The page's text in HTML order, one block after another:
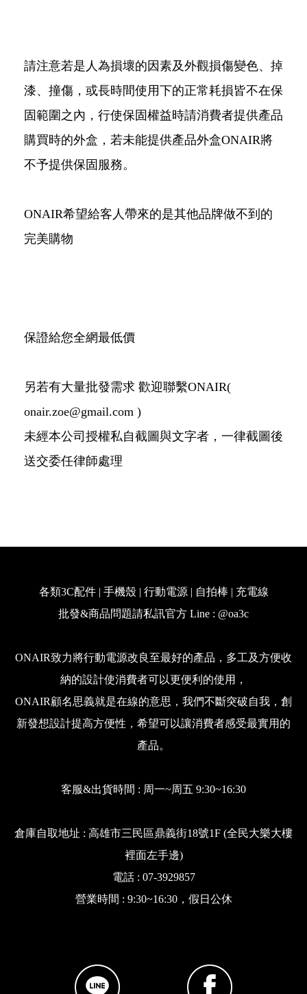
請注意若是人為損壞的因素及外觀損傷變色、掉
漆、撞傷，或長時間使用下的正常耗損皆不在保
固範圍之內，行使保固權益時請消費者提供產品
購買時的外盒，若未能提供產品外盒ONAIR將
不予提供保固服務。
ONAIR希望給客人帶來的是其他品牌做不到的
完美購物
保證給您全網最低價
另若有大量批發需求 歡迎聯繫ONAIR(
onair.zoe@gmail.com )
未經本公司授權私自截圖與文字者，一律截圖後
送交委任律師處理
各類3C配件 | 手機殼 | 行動電源 | 自拍棒 | 充電線
批發&商品問題請私訊官方 Line : @oa3c
ONAIR致力將行動電源改良至最好的產品，多工及方便收
納的設計使消費者可以更便利的使用，
ONAIR顧名思義就是在線的意思，我們不斷突破自我，創
新發想設計提高方便性，希望可以讓消費者感受最實用的
產品。
客服&出貨時間 : 周一~周五 9:30~16:30
倉庫自取地址 : 高雄市三民區鼎義街18號1F (全民大樂大樓
裡面左手邊)
電話 : 07-3929857
營業時間 : 9:30~16:30，假日公休